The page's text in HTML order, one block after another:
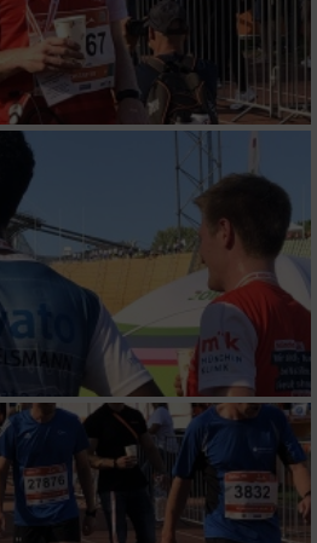
Zwecke:
auf Informationen
Daten zur Auswahl
für personalisierte
zur Auswahl
Personalisierung
zur Auswahl